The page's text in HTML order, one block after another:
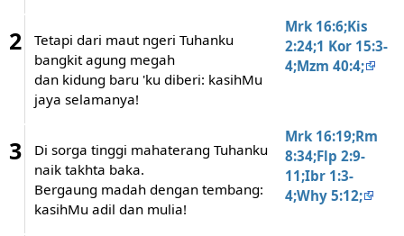
2
Tetapi dari maut ngeri Tuhanku
bangkit agung megah
dan kidung baru 'ku diberi: kasihMu
jaya selamanya!
Mrk 16:6;Kis
2:24;1 Kor 15:3-
4;Mzm 40:4;
3
Di sorga tinggi mahaterang Tuhanku
naik takhta baka.
Bergaung madah dengan tembang:
kasihMu adil dan mulia!
Mrk 16:19;Rm
8:34;Flp 2:9-
11;Ibr 1:3-
4;Why 5:12;